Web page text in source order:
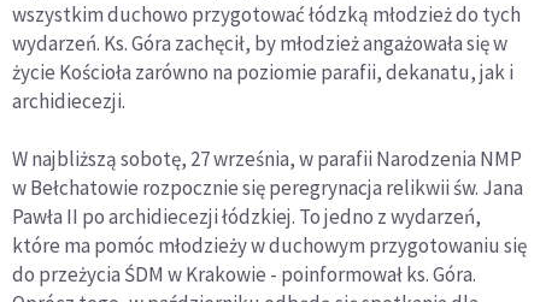
wszystkim duchowo przygotować łódzką młodzież do tych
wydarzeń. Ks. Góra zachęcił, by młodzież angażowała się w
życie Kościoła zarówno na poziomie parafii, dekanatu, jak i
archidiecezji.
W najbliższą sobotę, 27 września, w parafii Narodzenia NMP
w Bełchatowie rozpocznie się peregrynacja relikwii św. Jana
Pawła II po archidiecezji łódzkiej. To jedno z wydarzeń,
które ma pomóc młodzieży w duchowym przygotowaniu się
do przeżycia ŚDM w Krakowie - poinformował ks. Góra.